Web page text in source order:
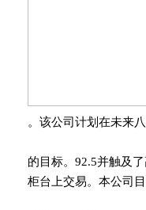
。该公司计划在未来
的目标。92.5并触及
柜台上交易。本公司